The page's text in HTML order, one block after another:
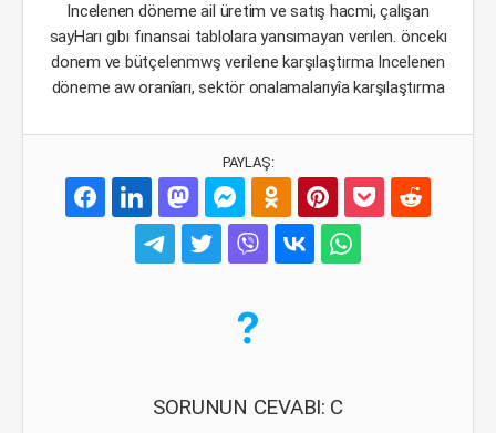
Incelenen döneme ail üretim ve satış hacmi, çalışan
sayHarı gıbı fınansai tablolara yansımayan verılen. öncekı
donem ve bütçelenmwş verilene karşılaştırma Incelenen
döneme aw oranîarı, sektör onalamalarıyîa karşılaştırma
PAYLAŞ:
SORUNUN CEVABI: C